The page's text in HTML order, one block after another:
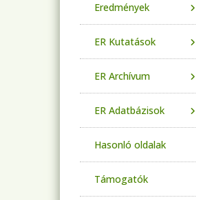
Eredmények
ER Kutatások
ER Archívum
ER Adatbázisok
Hasonló oldalak
Támogatók